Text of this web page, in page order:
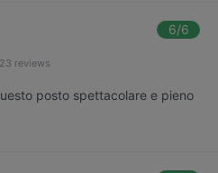
6/6
23 reviews
posto spettacolare e pieno